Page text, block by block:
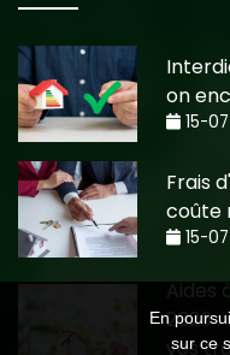
on
15-
Frais
coûte
15-
Aides
2026 :
vos
En
sur ce